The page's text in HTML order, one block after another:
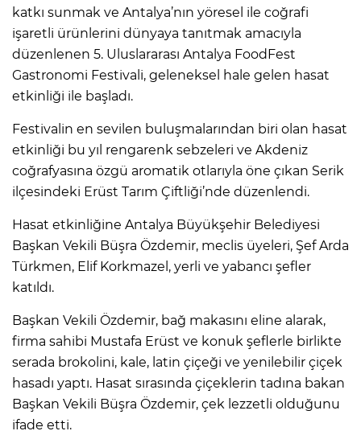
katkı sunmak ve Antalya’nın yöresel ile coğrafi
işaretli ürünlerini dünyaya tanıtmak amacıyla
düzenlenen 5. Uluslararası Antalya FoodFest
Gastronomi Festivali, geleneksel hale gelen hasat
etkinliği ile başladı.
Festivalin en sevilen buluşmalarından biri olan hasat
etkinliği bu yıl rengarenk sebzeleri ve Akdeniz
coğrafyasına özgü aromatik otlarıyla öne çıkan Serik
ilçesindeki Erüst Tarım Çiftliği’nde düzenlendi.
Hasat etkinliğine Antalya Büyükşehir Belediyesi
Başkan Vekili Büşra Özdemir, meclis üyeleri, Şef Arda
Türkmen, Elif Korkmazel, yerli ve yabancı şefler
katıldı.
Başkan Vekili Özdemir, bağ makasını eline alarak,
firma sahibi Mustafa Erüst ve konuk şeflerle birlikte
serada brokolini, kale, latin çiçeği ve yenilebilir çiçek
hasadı yaptı. Hasat sırasında çiçeklerin tadına bakan
Başkan Vekili Büşra Özdemir, çek lezzetli olduğunu
ifade etti.